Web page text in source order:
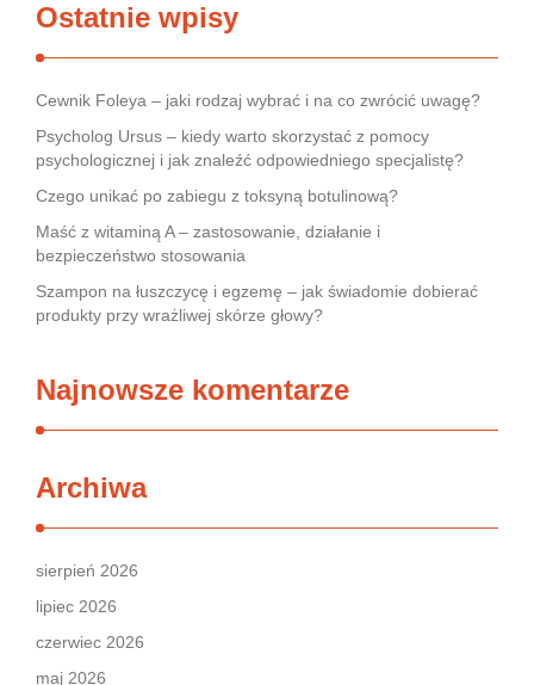
Ostatnie wpisy
Cewnik Foleya – jaki rodzaj wybrać i na co zwrócić uwagę?
Psycholog Ursus – kiedy warto skorzystać z pomocy
psychologicznej i jak znaleźć odpowiedniego specjalistę?
Czego unikać po zabiegu z toksyną botulinową?
Maść z witaminą A – zastosowanie, działanie i
bezpieczeństwo stosowania
Szampon na łuszczycę i egzemę – jak świadomie dobierać
produkty przy wrażliwej skórze głowy?
Najnowsze komentarze
Archiwa
sierpień 2026
lipiec 2026
czerwiec 2026
maj 2026